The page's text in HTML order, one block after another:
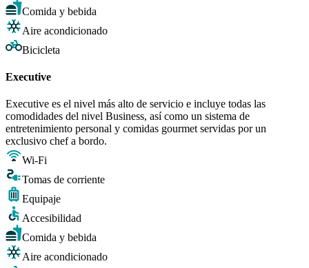
Comida y bebida
Aire acondicionado
Bicicleta
Executive
Executive es el nivel más alto de servicio e incluye todas las
comodidades del nivel Business, así como un sistema de
entretenimiento personal y comidas gourmet servidas por un
exclusivo chef a bordo.
Wi-Fi
Tomas de corriente
Equipaje
Accesibilidad
Comida y bebida
Aire acondicionado